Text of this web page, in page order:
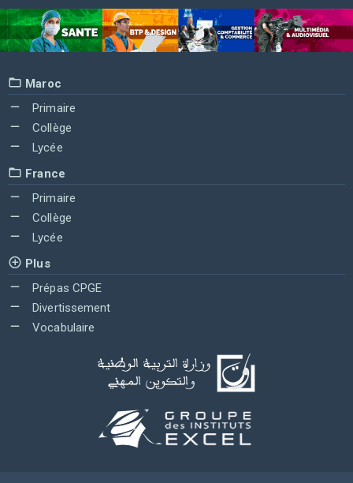
Maroc
Primaire
Collège
Lycée
France
Primaire
Collège
Lycée
Plus
Prépas CPGE
Divertissement
Vocabulaire